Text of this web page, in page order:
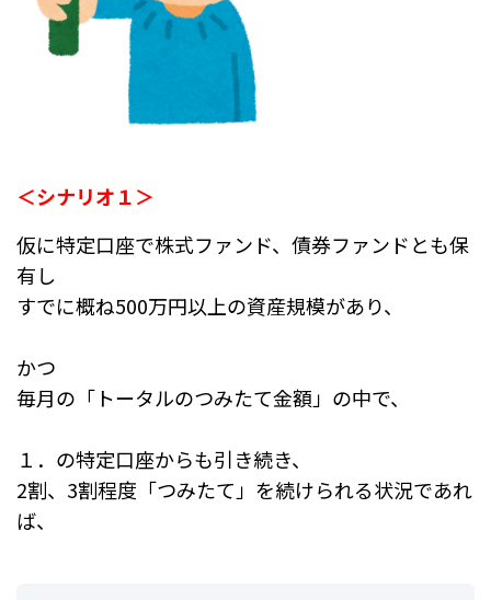
＜シナリオ１＞
仮に特定口座で株式ファンド、債券ファンドとも保
有し
すでに概ね500万円以上の資産規模があり、
かつ
毎月の「トータルのつみたて金額」の中で、
１．の特定口座からも引き続き、
2割、3割程度「つみたて」を続けられる状況であれ
ば、